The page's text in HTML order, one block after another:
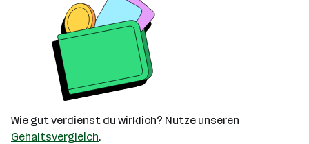
Wie gut verdienst du wirklich? Nutze unseren
Gehaltsvergleich.